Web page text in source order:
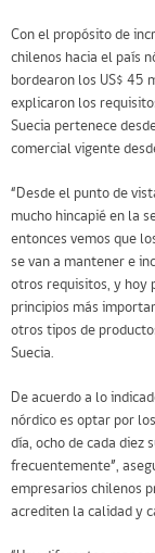
Con el propósito de
chilenos hacia el país
bordearon los US$ 45
explicaron los
Suecia pertenece
comercial vigente
“Desde el punto de
mucho hincapié en la
entonces vemos que
se van a mantener e
otros requisitos, y hoy
principios más
otros tipos de
Suecia.
De acuerdo a lo
nórdico es optar por
día, ocho de cada diez
frecuentemente”,
empresarios chilenos
acrediten la calidad y